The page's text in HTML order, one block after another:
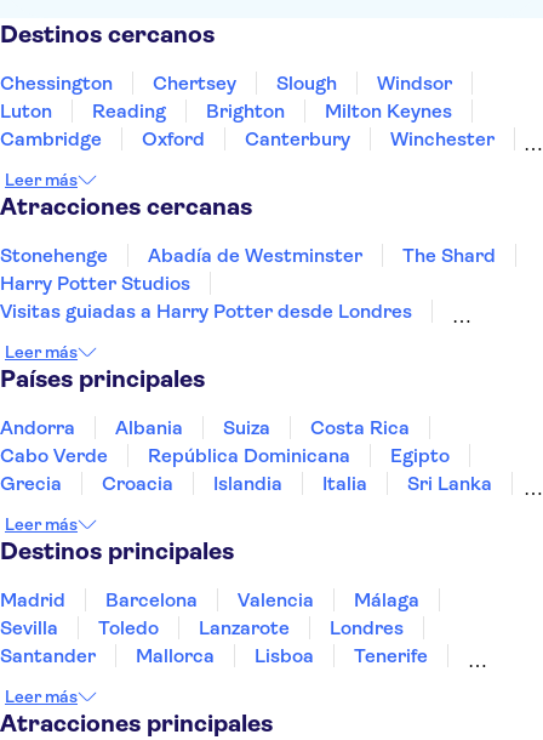
Destinos cercanos
Chessington Chertsey Slough
Windsor
Luton
Reading Brighton
Milton Keynes
Cambridge
Oxford Canterbury
Winchester
Leer más
Atracciones cercanas
Stonehenge Abadía de Westminster
The Shard
Harry Potter Studios
Visitas guiadas a Harry Potter desde Londres
Puente de la Torre
Los Beatles
The Scotch Whisky Experience
Ciudad Vieja de Edimburgo
Royal Mile
Torre de Londres
Leer más
Países principales
Andorra Albania Suiza
Costa Rica
Cabo Verde
República Dominicana
Egipto
Grecia
Croacia Islandia Italia
Sri Lanka
Portugal
Tailandia
Leer más
Destinos principales
Madrid Barcelona Valencia
Málaga
Sevilla
Toledo Lanzarote
Londres
Santander
Mallorca Lisboa
Tenerife
Bilbao
Menorca Granada
Leer más
Atracciones principales